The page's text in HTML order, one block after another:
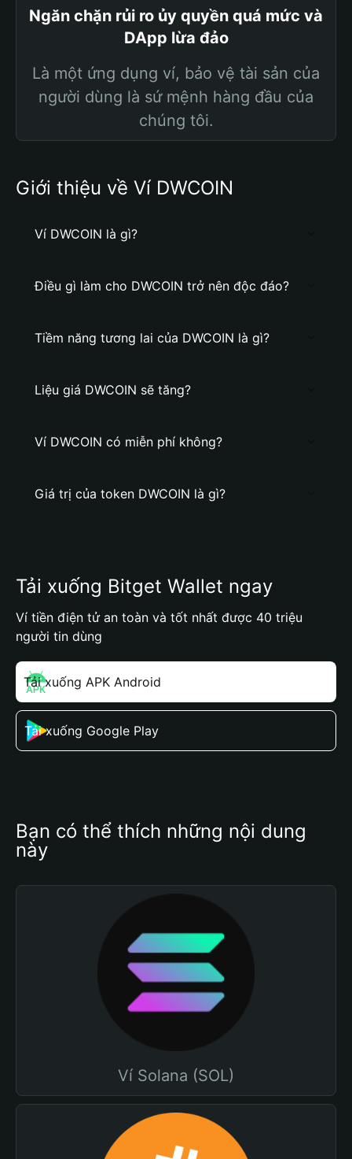
Ngăn chặn rủi ro ủy quyền quá mức và
DApp lừa đảo
Là một ứng dụng ví, bảo vệ tài sản của
người dùng là sứ mệnh hàng đầu của
chúng tôi.
Giới thiệu về Ví DWCOIN
Ví DWCOIN là gì?
Điều gì làm cho DWCOIN trở nên độc đáo?
Tiềm năng tương lai của DWCOIN là gì?
Liệu giá DWCOIN sẽ tăng?
Ví DWCOIN có miễn phí không?
Giá trị của token DWCOIN là gì?
Tải xuống Bitget Wallet ngay
Ví tiền điện tử an toàn và tốt nhất được 40 triệu
người tin dùng
Tải xuống APK Android
Tải xuống Google Play
Bạn có thể thích những nội dung
này
Ví Solana (SOL)